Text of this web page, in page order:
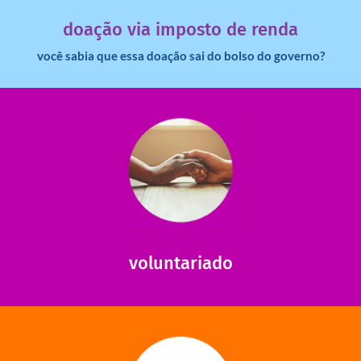
doação via imposto de renda
você sabia que essa doação sai do bolso do governo?
voluntariado
ajudar com certos assuntos. Entre em contato conosco e
saiba como nos ajudar.
saiba mais